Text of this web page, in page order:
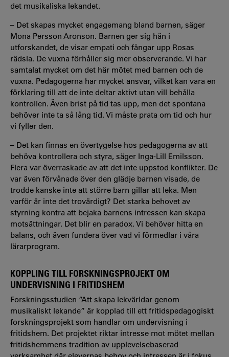
det musikaliska lekandet.
– Det skapas mycket engagemang bland barnen, säger
Mona Persson Aronson. Barnen ger sig hän i
utforskandet, de visar empati och fångar upp Rosas
rädsla. De vuxna förhåller sig mer observerande. Vi har
samtalat mycket om det här mötet med barnen och de
vuxna. Pedagogerna har mycket ansvar, vilket kan vara en
förklaring till att de inte deltar aktivt utan vill behålla
kontrollen. Även brist på tid tas upp, men det spontana
behöver inte ta så lång tid. Vi måste prata om tid och hur
vi fyller den.
– Det kan finnas en övertygelse hos pedagogerna av att
behöva kontrollera och styra, säger Inga-Lill Emilsson.
Flera var överraskade av att det inte uppstod konflikter. De
var även förvånade över den glädje barnen visade, de
trodde kanske inte att större barn gillar att leka. Men
varför är inte det trovärdigt? Det starka behovet av
styrning kontra att bejaka barnens intressen kan skapa
motsättningar. Det blir en paradox. Vi behöver hitta en
balans, och även fundera över vad vi förmedlar i våra
lärarprogram.
KOPPLING TILL FORSKNINGSPROJEKT OM
UNDERVISNING I FRITIDSHEM
Forskningsstudien ”Att skapa lekvärldar genom
musikaliskt lekande” är kopplad till ett fritidspedagogiskt
forskningsprojekt som handlar om undervisning i
fritidshem. Det projektet riktar intresse mot mötet mellan
fritidshemmens tradition av upplevelsebaserad